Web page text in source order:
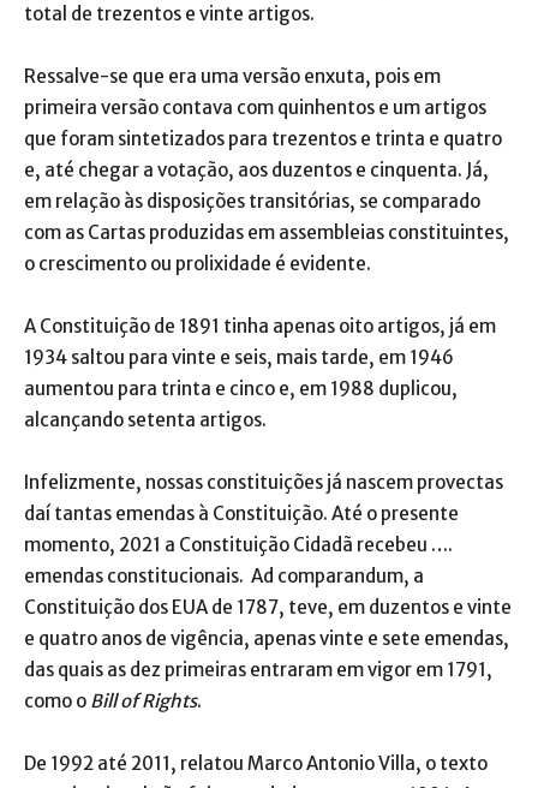
total de trezentos e vinte artigos.
Ressalve-se que era uma versão enxuta, pois em
primeira versão contava com quinhentos e um artigos
que foram sintetizados para trezentos e trinta e quatro
e, até chegar a votação, aos duzentos e cinquenta. Já,
em relação às disposições transitórias, se comparado
com as Cartas produzidas em assembleias constituintes,
o crescimento ou prolixidade é evidente.
A Constituição de 1891 tinha apenas oito artigos, já em
1934 saltou para vinte e seis, mais tarde, em 1946
aumentou para trinta e cinco e, em 1988 duplicou,
alcançando setenta artigos.
Infelizmente, nossas constituições já nascem provectas
daí tantas emendas à Constituição. Até o presente
momento, 2021 a Constituição Cidadã recebeu ….
emendas constitucionais. Ad comparandum, a
Constituição dos EUA de 1787, teve, em duzentos e vinte
e quatro anos de vigência, apenas vinte e sete emendas,
das quais as dez primeiras entraram em vigor em 1791,
como o Bill of Rights.
De 1992 até 2011, relatou Marco Antonio Villa, o texto